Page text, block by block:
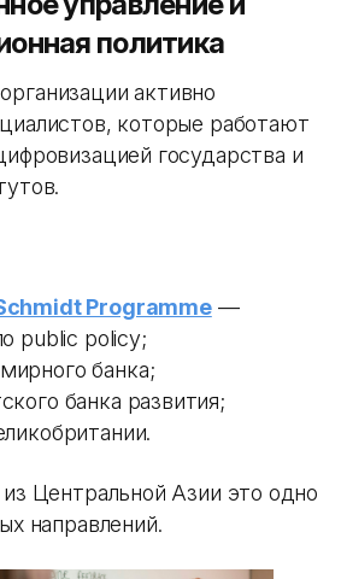
политика
активно
которые работают
государства и
Programme—
public policy;
банка;
банка развития;
Центральной Азии это одно
направлений.